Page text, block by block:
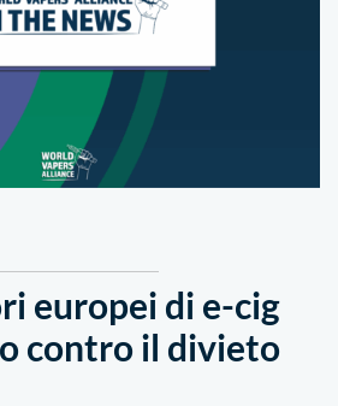
europei di e-cig
contro il divieto